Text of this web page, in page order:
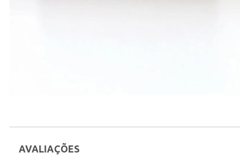
AVALIAÇÕES